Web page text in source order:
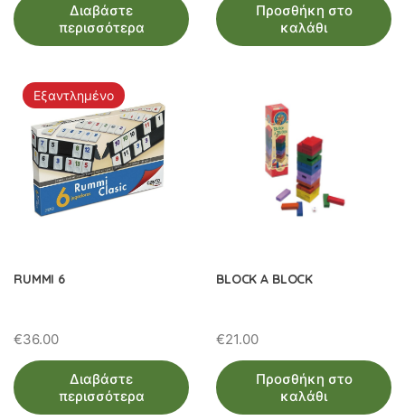
Διαβάστε
περισσότερα
Προσθήκη στο
καλάθι
Εξαντλημένο
RUMMI 6
€36.00
Διαβάστε
περισσότερα
BLOCK A BLOCK
€21.00
Προσθήκη στο
καλάθι